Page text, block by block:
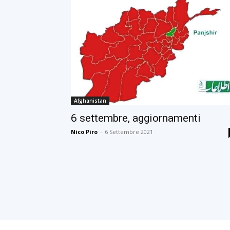
Afghanistan
6 settembre, aggiornamenti
Nico Piro - 6 Settembre 2021